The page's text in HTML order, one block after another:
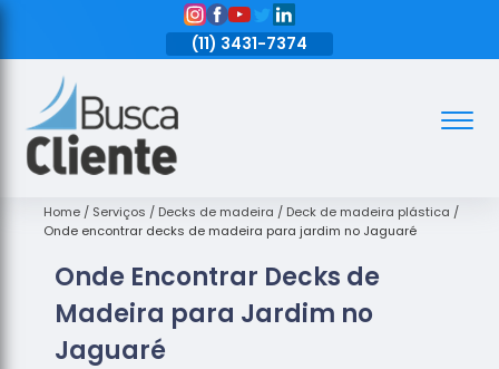
(11) 3431-7374
Assoalhos
de Madeira
Madeira
Empresas
Assoalhos
Home Serviços Decks de madeira
Deck de madeira plástica
Onde encontrar decks de madeira para jardim no Jaguaré
Onde Encontrar Decks de
Madeira para Jardim no
Jaguaré